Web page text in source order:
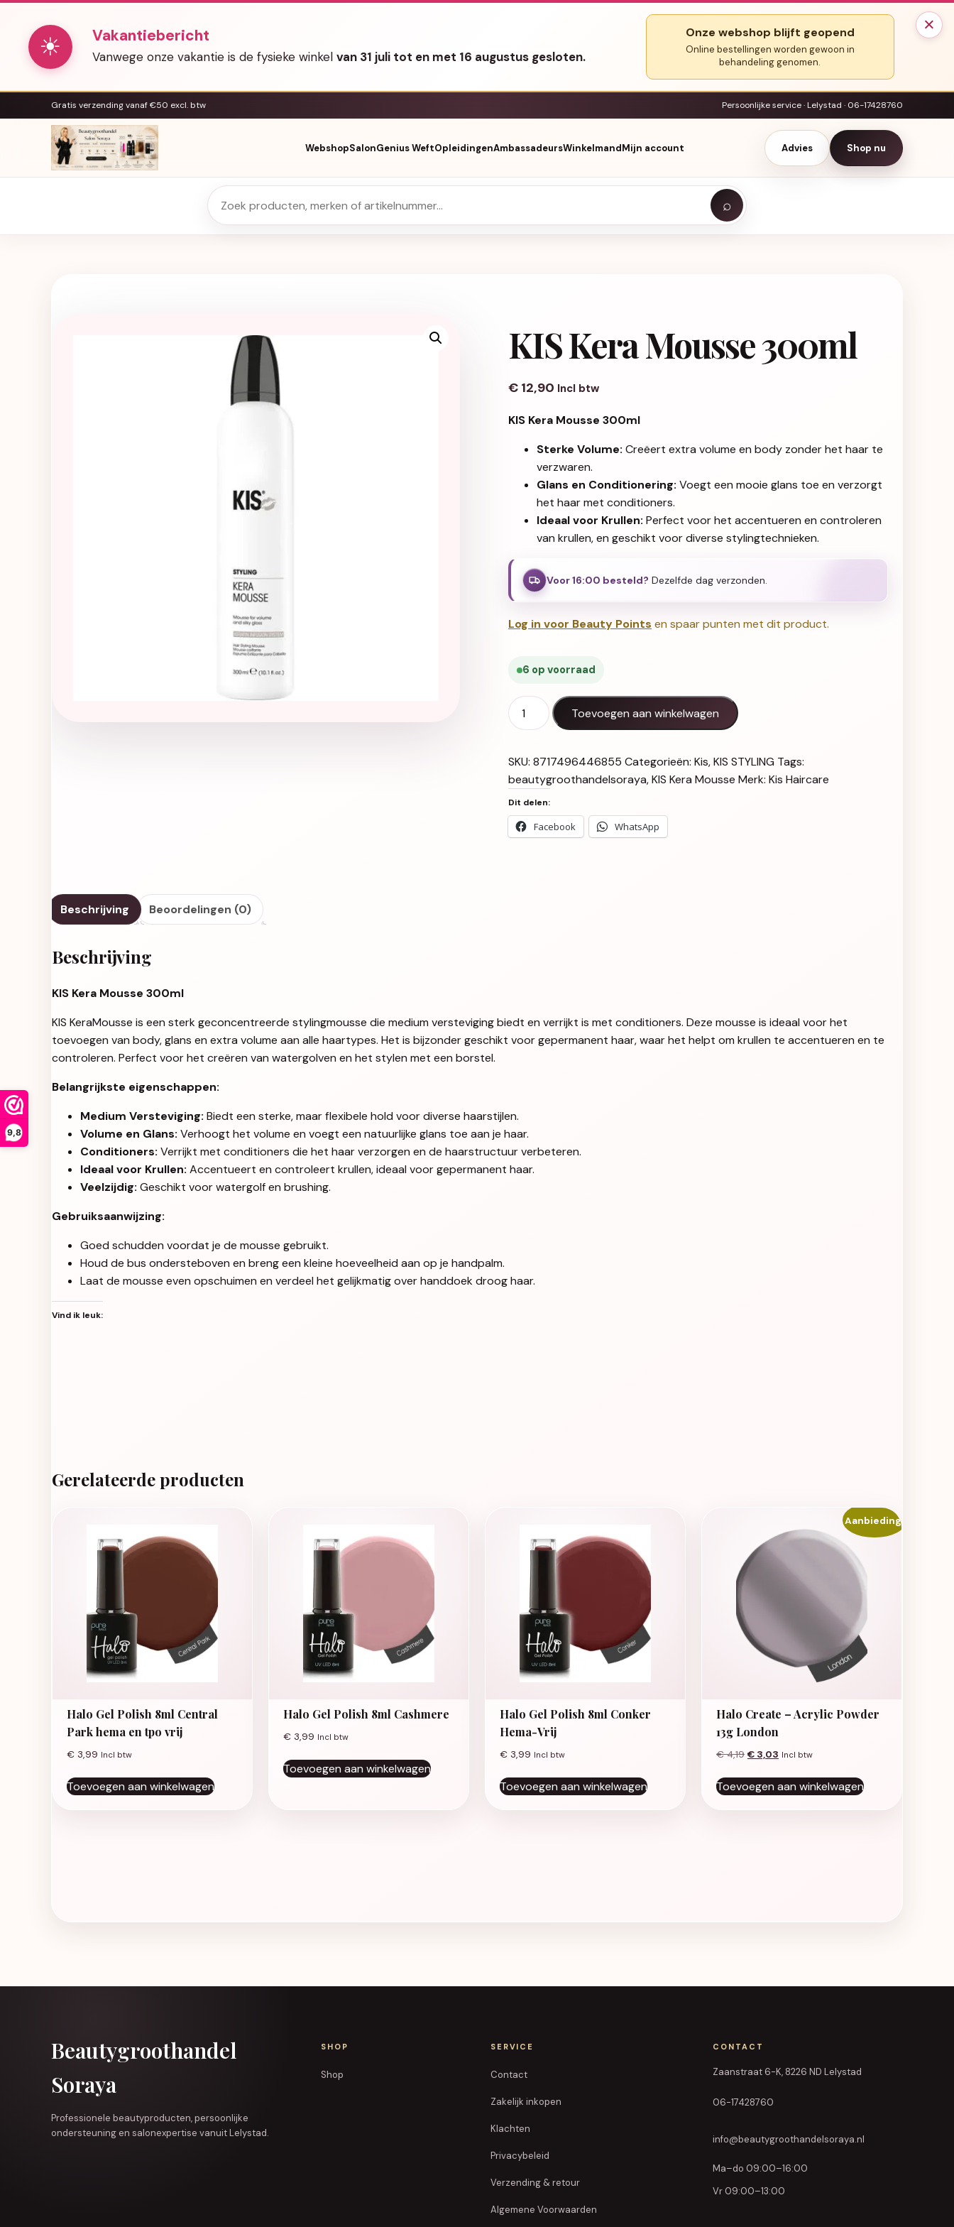
9,8
×
☀ Vakantiebericht
Vanwege onze vakantie is de fysieke winkel van 31 juli tot en met 16 augustus gesloten.
Onze webshop blijft geopend
Online bestellingen worden gewoon in
behandeling genomen.
Gratis verzending vanaf €50 excl. btw Persoonlijke service · Lelystad · 06-17428760
WebshopSalonGenius WeftOpleidingenAmbassadeursWinkelmandMijn account Advies Shop nu
⌕
KIS Kera Mousse 300ml
€12,90 Incl btw
KIS Kera Mousse 300ml
Sterke Volume: Creëert extra volume en body zonder het haar te
verzwaren.
Glans en Conditionering: Voegt een mooie glans toe en verzorgt
het haar met conditioners.
Ideaal voor Krullen: Perfect voor het accentueren en controleren
van krullen, en geschikt voor diverse stylingtechnieken.
Voor 16:00 besteld? Dezelfde dag verzonden.
Log in voor Beauty Points en spaar punten met dit product.
6 op voorraad
KIS Kera Mousse 300ml aantal
Toevoegen aan winkelwagen
SKU: 8717496446855 Categorieën: Kis,KIS STYLING Tags:
beautygroothandelsoraya,KIS Kera Mousse Merk: Kis Haircare
Dit delen:
Facebook WhatsApp
Beschrijving Beoordelingen (0)
Beschrijving
KIS Kera Mousse 300ml
KIS KeraMousse is een sterk geconcentreerde stylingmousse die medium versteviging biedt en verrijkt is met conditioners. Deze mousse is ideaal voor het
toevoegen van body, glans en extra volume aan alle haartypes. Het is bijzonder geschikt voor gepermanent haar, waar het helpt om krullen te accentueren en te
controleren. Perfect voor het creëren van watergolven en het stylen met een borstel.
Belangrijkste eigenschappen:
Medium Versteviging: Biedt een sterke, maar flexibele hold voor diverse haarstijlen.
Volume en Glans: Verhoogt het volume en voegt een natuurlijke glans toe aan je haar.
Conditioners: Verrijkt met conditioners die het haar verzorgen en de haarstructuur verbeteren.
Ideaal voor Krullen: Accentueert en controleert krullen, ideaal voor gepermanent haar.
Veelzijdig: Geschikt voor watergolf en brushing.
Gebruiksaanwijzing:
Goed schudden voordat je de mousse gebruikt.
Houd de bus ondersteboven en breng een kleine hoeveelheid aan op je handpalm.
Laat de mousse even opschuimen en verdeel het gelijkmatig over handdoek droog haar.
Vind ik leuk:
Gerelateerde producten
Halo Gel Polish 8ml Central
Park hema en tpo vrij
€ 3,99 Incl btw
Toevoegen aan winkelwagen
Halo Gel Polish 8ml Cashmere
€ 3,99 Incl btw
Toevoegen aan winkelwagen
Halo Gel Polish 8ml Conker
Hema-Vrij
€ 3,99 Incl btw
Toevoegen aan winkelwagen
Aanbieding!
Halo Create – Acrylic Powder
13g London
€4,19 Oorspronkelijke prijs was: € 4,19.
€ 3,03 Huidige prijs is: € 3,03.
Incl btw
Toevoegen aan winkelwagen
Beautygroothandel
Soraya
Professionele beautyproducten, persoonlijke
ondersteuning en salonexpertise vanuit Lelystad.
SHOP
Shop
SERVICE
Contact
Zakelijk inkopen
Klachten
Privacybeleid
Verzending & retour
Algemene Voorwaarden
CONTACT
Zaanstraat 6-K, 8226 ND Lelystad
06-17428760
info@beautygroothandelsoraya.nl
Ma–do 09:00–16:00
Vr 09:00–13:00